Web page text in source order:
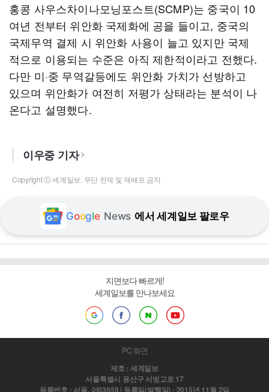
홍콩 사우스차이나모닝포스트(SCMP)는 중국이 10
여년 전부터 위안화 국제화에 공을 들이고, 중국의
국제무역 결제 시 위안화 사용이 늘고 있지만 국제
적으로 이용되는 수준은 아직 제한적이라고 전했다.
다만 미·중 무역갈등에도 위안화 가치가 선방하고
있으며 위안화가 여전히 저평가 상태라는 분석이 나
온다고 설명했다.
이우중 기자
Copyright ⓒ 세계일보. 무단 전재 및 재배포 금지
Google News 에서 세계일보 팔로우
지면보다 빠르게!
세계일보를 만나보세요
PC 화면
제호 : 세계일보
서울특별시 용산구 서빙고로 17
등록번호 : 서울, 아03959 | 등록일(발행일) : 2015년 11월 2일